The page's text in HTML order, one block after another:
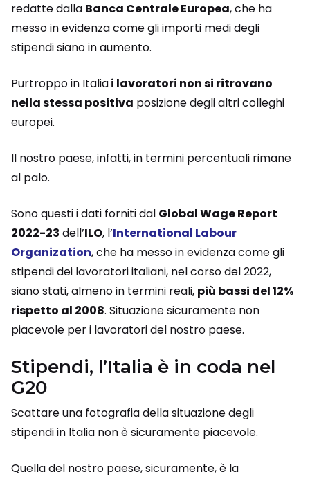
redatte dalla Banca Centrale Europea, che ha
messo in evidenza come gli importi medi degli
stipendi siano in aumento.
Purtroppo in Italiai lavoratori non si ritrovano
nella stessa positiva posizione degli altri colleghi
europei.
Il nostro paese, infatti, in termini percentuali rimane
al palo.
Sono questi i dati forniti dal Global Wage Report
2022-23 dell’ILO, l’International Labour
Organization, che ha messo in evidenza come gli
stipendi dei lavoratori italiani, nel corso del 2022,
siano stati, almeno in termini reali, più bassi del 12%
rispetto al 2008. Situazione sicuramente non
piacevole per i lavoratori del nostro paese.
Stipendi, l’Italia è in coda nel
G20
Scattare una fotografia della situazione degli
stipendi in Italia non è sicuramente piacevole.
Quella del nostro paese, sicuramente, è la